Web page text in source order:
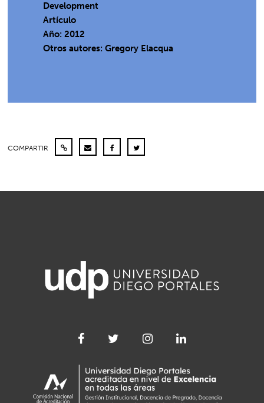
Development
Artículo
Año: 2012
Otros autores: Gregory Elacqua
COMPARTIR